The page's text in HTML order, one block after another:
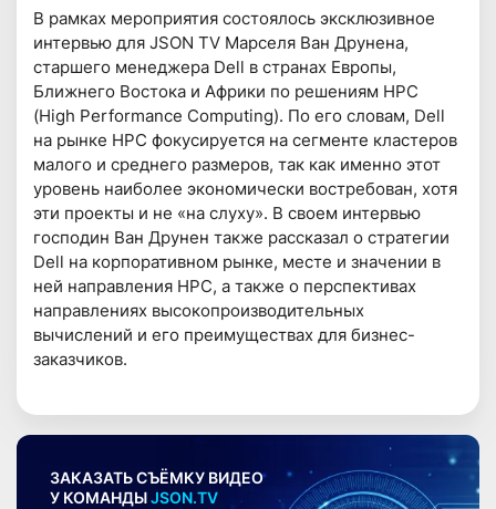
В рамках мероприятия состоялось эксклюзивное
интервью для JSON TV Марселя Ван Друнена,
старшего менеджера Dell в странах Европы,
Ближнего Востока и Африки по решениям HPC
(High Performance Computing). По его словам, Dell
на рынке HPC фокусируется на сегменте кластеров
малого и среднего размеров, так как именно этот
уровень наиболее экономически востребован, хотя
эти проекты и не «на слуху». В своем интервью
господин Ван Друнен также рассказал о стратегии
Dell на корпоративном рынке, месте и значении в
ней направления HPC, а также о перспективах
направлениях высокопроизводительных
вычислений и его преимуществах для бизнес-
заказчиков.
ЗАКАЗАТЬ СЪЁМКУ ВИДЕО
У КОМАНДЫJSON.TV